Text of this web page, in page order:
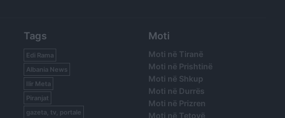
Tags
Edi Rama
Albania News
Ilir Meta
Piranjat
gazeta, tv, portale
Moti
Moti në Tiranë
Moti në Prishtinë
Moti në Shkup
Moti në Durrës
Moti në Prizren
Moti në Tetovë